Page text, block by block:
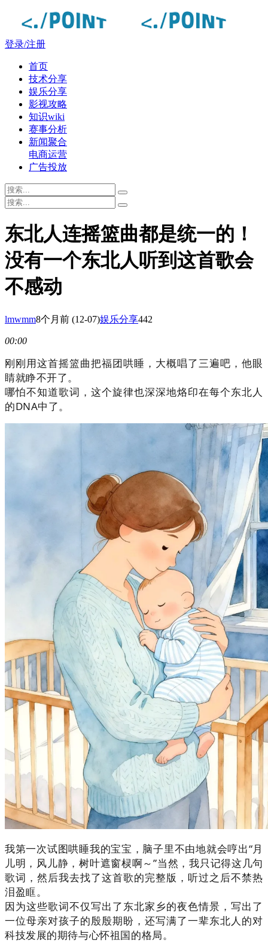
登录/注册
首页
技术分享
娱乐分享
影视攻略
知识wiki
赛事分析
新闻聚合
电商运营
广告投放
东北人连摇篮曲都是统一的！
没有一个东北人听到这首歌会
不感动
lmwmm8个月前 (12-07)娱乐分享442
00:00
刚刚用这首摇篮曲把福团哄睡，大概唱了三遍吧，他眼
睛就睁不开了。
哪怕不知道歌词，这个旋律也深深地烙印在每个东北人
的DNA中了。
我第一次试图哄睡我的宝宝，脑子里不由地就会哼出“月
儿明，风儿静，树叶遮窗棂啊～”当然，我只记得这几句
歌词，然后我去找了这首歌的完整版，听过之后不禁热
泪盈眶。
因为这些歌词不仅写出了东北家乡的夜色情景，写出了
一位母亲对孩子的殷殷期盼，还写满了一辈东北人的对
科技发展的期待与心怀祖国的格局。